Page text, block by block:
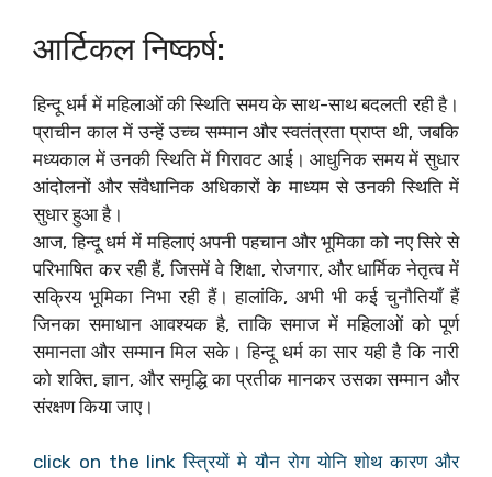
आर्टिकल निष्कर्ष:
हिन्दू धर्म में महिलाओं की स्थिति समय के साथ-साथ बदलती रही है।
प्राचीन काल में उन्हें उच्च सम्मान और स्वतंत्रता प्राप्त थी, जबकि
मध्यकाल में उनकी स्थिति में गिरावट आई। आधुनिक समय में सुधार
आंदोलनों और संवैधानिक अधिकारों के माध्यम से उनकी स्थिति में
सुधार हुआ है।
आज, हिन्दू धर्म में महिलाएं अपनी पहचान और भूमिका को नए सिरे से
परिभाषित कर रही हैं, जिसमें वे शिक्षा, रोजगार, और धार्मिक नेतृत्व में
सक्रिय भूमिका निभा रही हैं। हालांकि, अभी भी कई चुनौतियाँ हैं
जिनका समाधान आवश्यक है, ताकि समाज में महिलाओं को पूर्ण
समानता और सम्मान मिल सके। हिन्दू धर्म का सार यही है कि नारी
को शक्ति, ज्ञान, और समृद्धि का प्रतीक मानकर उसका सम्मान और
संरक्षण किया जाए।
click on the link स्त्रियों मे यौन रोग योनि शोथ कारण और